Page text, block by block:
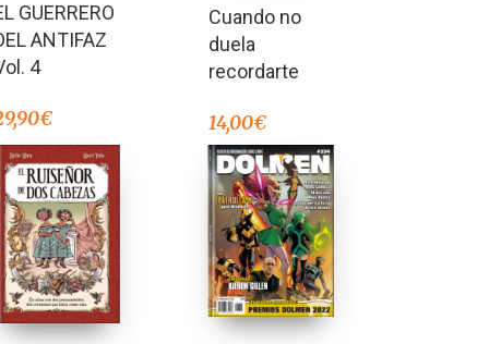
en
4.00
de 5
GUERRERO
ANTIFAZ
4
€
5.00
de 5
Cuando no
duela
recordarte
14,00€